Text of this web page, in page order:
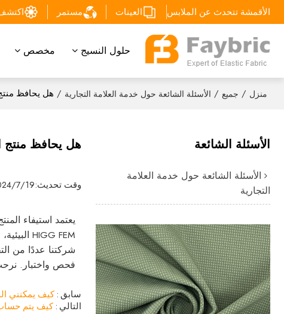
الأقمشة تتحدث عن الملابس العينات مستمر اكتشف أكثر
حلول النسيج مخصص
منزل / جميع / الأسئلة الشائعة حول خدمة العلامة التجارية / هل يحافظ
هل يحافظ منتج
وقت تحديث:7/19
يعتمد استيفاء
شركتنا عددًا من
فحص واختبار.
سابق كيف يمكنني
التالي كيف يتم
الأسئلة الشائعة
الأسئلة الشائعة حول خدمة العلامة
التجارية